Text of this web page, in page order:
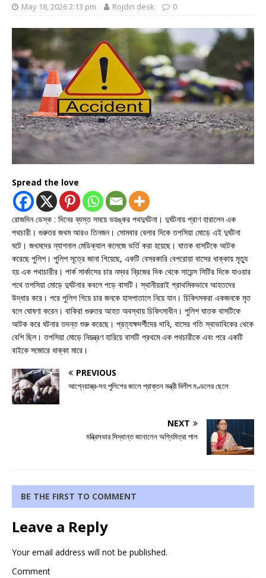
May 18, 2026 2:13 pm Rojdin desk 0
Spread the love
রোজদিন ডেস্ক : দিনের ব্যস্ত সময়ে ভয়ঙ্কর পথদুর্ঘটনা। দুর্ঘটনায় প্রাণ হারালেন এক
পথচারী। গুরুতর জখম আরও তিনজন। সোমবার বেলার দিকে তপসিয়া মোড়ে এই দুর্ঘটনা
ঘটে। জখমদের ন্যাশনাল মেডিক্যাল কলেজে ভর্তি করা হয়েছে। ঘাতক বাসটিকে আটক
করেছে পুলিশ। পুলিশ সূত্রে জানা গিয়েছে, একটি বেসরকারি বেপরোয়া বাসের ধাক্কায় মৃত্যু
হয় এক পথাচারীর। পার্ক সার্কাসের চার নম্বর ব্রিজের দিক থেকে সায়েন্স সিটির দিকে যাওয়ার
পথে তপসিয়া মোড়ে দুর্ঘটনার কবলে পড়ে বাসটি। স্থানীয়রাই প্রাথমিকভাবে আহতদের
উদ্ধার করে। পরে পুলিশ গিয়ে চার জনকে হাসপাতালে নিয়ে যান। চিকিৎসকরা একজনকে মৃত
বলে ঘোষণা করেন। বাকিরা গুরুতর আহত অবস্থায় চিকিৎসাধীন। পুলিশ ঘাতক বাসটিকে
আটক করে ঘটনার তদন্ত শুরু করেছে। প্রত্যক্ষদর্শীদের দাবি, বাসের গতি স্বাভাবিকের থেকে
বেশি ছিল। তপসিয়া মোড়ে নিয়ন্ত্রণ হারিয়ে বাসটি প্রথমে এক পথচারীকে এবং পরে একটি
বাইকে সজোরে ধাক্কা মারে।
PREVIOUS
আগ্নেয়াস্ত্র-সহ পুলিশের জালে প্রাক্তন মন্ত্রী দিলীপ মণ্ডলের ছেলে
NEXT
মন্ত্রিসভার সিদ্ধান্ত জানালেন অগ্নিমিত্রা পাল
BE THE FIRST TO COMMENT
Leave a Reply
Your email address will not be published.
Comment